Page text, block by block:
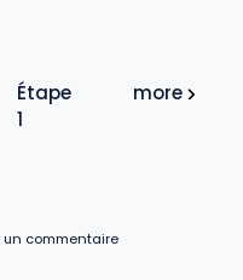
Étape
1
more
un commentaire